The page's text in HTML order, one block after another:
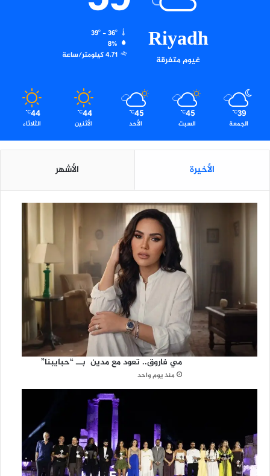
ت
ق
ة
ح
م
Riyadh
غيوم متفرقة
39º - 36º
8%
4.71 كيلومتر/ساعة
39
℃
الجمعة
45
℃
السبت
45
℃
الأحد
44
℃
الأثنين
44
℃
الثلاثاء
الأخيرة الأشهر
مي فاروق.. تعود مع مدين بــ “حبايبنا”
منذ يوم واحد